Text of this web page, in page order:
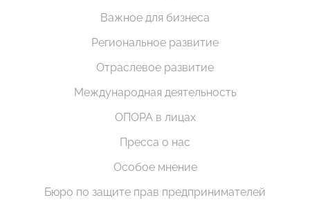
Важное для бизнеса
Региональное развитие
Отраслевое развитие
Международная деятельность
ОПОРА в лицах
Пресса о нас
Особое мнение
Бюро по защите прав предпринимателей